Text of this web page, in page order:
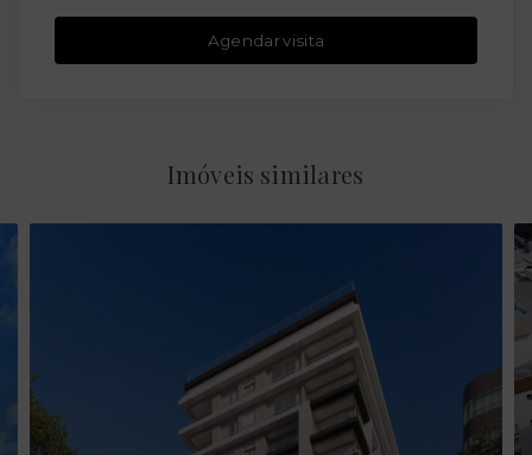
Agendar visita
Imóveis similares